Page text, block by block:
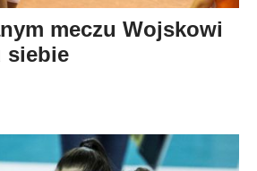
meczu Wojskowi
siebie